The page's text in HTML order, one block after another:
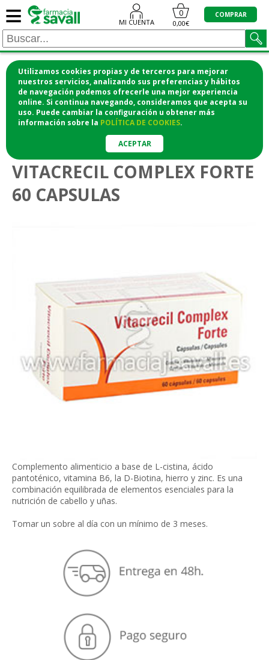
Utilizamos cookies propias y de terceros para mejorar
nuestros servicios, analizando sus preferencias y hábitos
de navegación podemos ofrecerle una mejor experiencia
online. Si continua navegando, consideramos que acepta su
uso. Puede cambiar la configuración u obtener más
información sobre la POLÍTICA DE COOKIES.
ACEPTAR
≡ MI CUENTA
0
0,00€
COMPRAR
¡COMPRA CÓMODAMENTE DESDE CASA Y RECOGE
EN LA FARMACIA!
o si lo prefieres te lo mandamos a casa
> Cabello y uñas
VITACRECIL COMPLEX FORTE
60 CAPSULAS
Complemento alimenticio a base de L-cistina, ácido
pantoténico, vitamina B6, la D-Biotina, hierro y zinc. Es una
combinación equilibrada de elementos esenciales para la
nutrición de cabello y uñas.
Tomar un sobre al día con un mínimo de 3 meses.